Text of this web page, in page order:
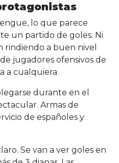
lo que parece
un partido de goles. Ni
rindiendo a buen nivel
jugadores ofensivos de
a cualquiera.
durante en el
Armas de
de españoles y
Se van a ver goles en